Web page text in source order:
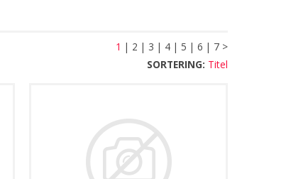
1 | 2 | 3 | 4 | 5 | 6 | 7 >
SORTERING: Titel